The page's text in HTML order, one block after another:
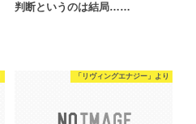
判断というのは結局……
「リヴィングエナジー」より